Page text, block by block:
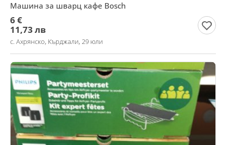
Машина за шварц кафе Bosch
6 €
11,73 лв
с. Ахрянско, Кърджали, 29 юли